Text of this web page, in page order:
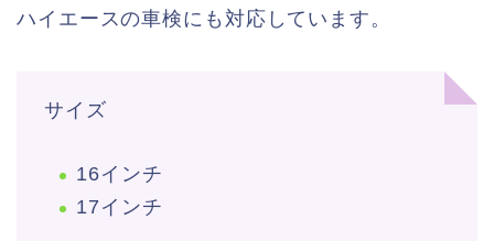
ハイエースの車検にも対応しています。
サイズ
16インチ
17インチ